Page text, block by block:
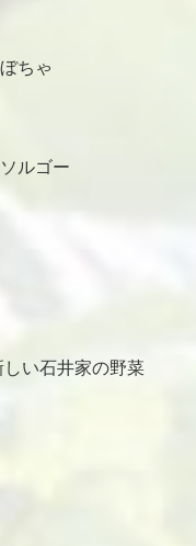
ちゃ
ルゴー
い石井家の野菜